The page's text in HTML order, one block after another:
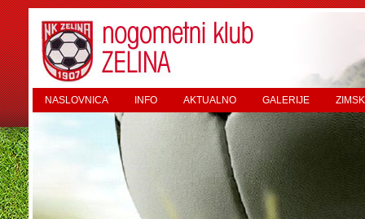
NASLOVNICA INFO AKTUALNO GALERIJE